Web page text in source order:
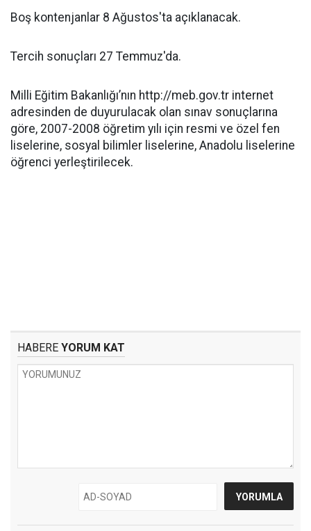
Boş kontenjanlar 8 Ağustos'ta açıklanacak.
Tercih sonuçları 27 Temmuz'da.
Milli Eğitim Bakanlığı’nın http://meb.gov.tr internet
adresinden de duyurulacak olan sınav sonuçlarına
göre, 2007-2008 öğretim yılı için resmi ve özel fen
liselerine, sosyal bilimler liselerine, Anadolu liselerine
öğrenci yerleştirilecek.
HABERE YORUM KAT